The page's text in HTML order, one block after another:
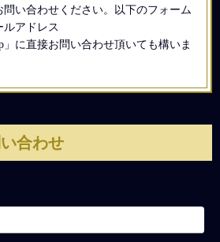
問い合わせください。以下のフォーム
ルアドレス
」に直接お問い合わせ頂いても構いま
合わせ